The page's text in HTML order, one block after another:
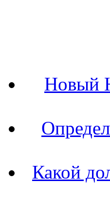
Новый
Какой